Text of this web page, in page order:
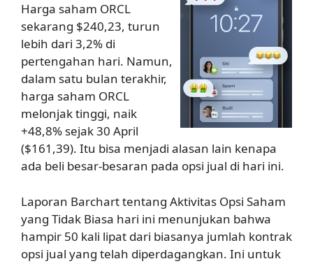
Harga saham ORCL
sekarang $240,23, turun
lebih dari 3,2% di
pertengahan hari. Namun,
dalam satu bulan terakhir,
harga saham ORCL
melonjak tinggi, naik
+48,8% sejak 30 April
($161,39). Itu bisa menjadi alasan lain kenapa
ada beli besar-besaran pada opsi jual di hari ini.
Laporan Barchart tentang Aktivitas Opsi Saham
yang Tidak Biasa hari ini menunjukan bahwa
hampir 50 kali lipat dari biasanya jumlah kontrak
opsi jual yang telah diperdagangkan. Ini untuk